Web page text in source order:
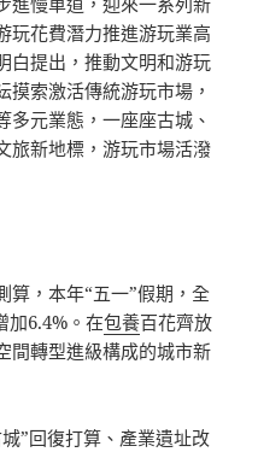
玩花費潛力推進游玩業高
白提出，推動文明和游玩
索激活傳統游玩市場，
多元業態，一座座古城、
旅新地標，游玩市場活潑
算，本年“五一”假期，全
加6.4%。在包養百花齊放
間轉型進級構成的城市新
”回復打算、產業遺址改